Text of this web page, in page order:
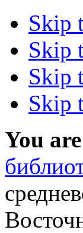
Skip
Skip
Skip
Skip
You